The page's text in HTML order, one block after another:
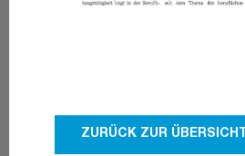
ZURÜCK ZUR ÜBERSICHT